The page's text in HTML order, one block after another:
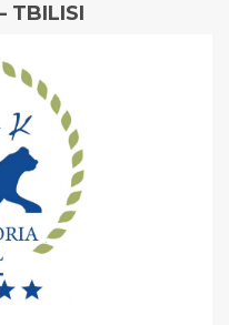
TBILISI